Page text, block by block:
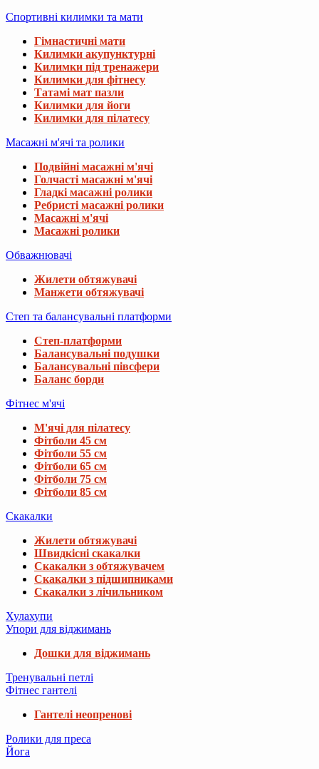
Спортивні килимки та мати
Гімнастичні мати
Килимки акупунктурні
Килимки під тренажери
Килимки для фітнесу
Татамі мат пазли
Килимки для йоги
Килимки для пілатесу
Масажні м'ячі та ролики
Подвійні масажні м'ячі
Голчасті масажні м'ячі
Гладкі масажні ролики
Ребристі масажні ролики
Масажні м'ячі
Масажні ролики
Обважнювачі
Жилети обтяжувачі
Манжети обтяжувачі
Степ та балансувальні платформи
Степ-платформи
Балансувальні подушки
Балансувальні півсфери
Баланс борди
Фітнес м'ячі
М'ячі для пілатесу
Фітболи 45 см
Фітболи 55 см
Фітболи 65 см
Фітболи 75 см
Фітболи 85 см
Скакалки
Жилети обтяжувачі
Швидкісні скакалки
Скакалки з обтяжувачем
Скакалки з підшипниками
Скакалки з лічильником
Хулахупи
Упори для віджимань
Дошки для віджимань
Тренувальні петлі
Фітнес гантелі
Гантелі неопренові
Ролики для преса
Йога